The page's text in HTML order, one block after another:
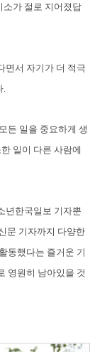
소가 절로 지어졌답
면서 자기가 더 적극
든 일을 중요하게 생
일이 다른 사람에
년한국일보 기자뿐
문 기자까지 다양한
동했다는 즐거운 기
영원히 남아있을 것